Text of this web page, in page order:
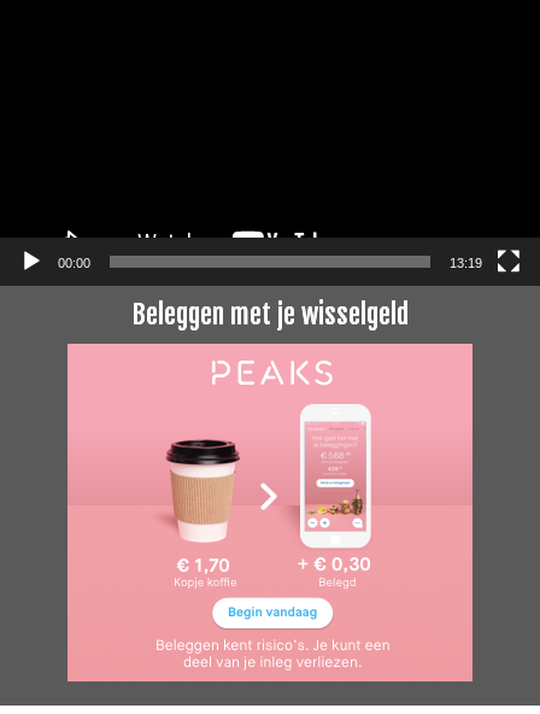
00:00 13:19
Beleggen met je wisselgeld